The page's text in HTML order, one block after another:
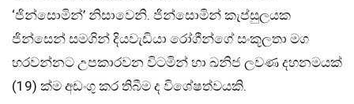
‘ජින්සොමින්’ නිසාවෙනි. ජින්සොමින් කැප්සුලයක
ජින්සෙන් සමගින් දියවැඩියා රෝගීන්ගේ සංකූලතා මග
හරවන්නට උපකාරවන විටමින් හා ඛනිජ ලවණ දහනමයක්
(19) ක්ම අඩංගු කර තිබීම ද විශේෂත්වයකි.